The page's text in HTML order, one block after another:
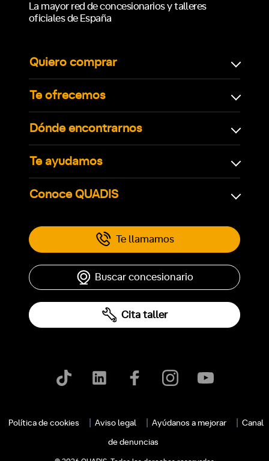
La mayor red de concesionarios y talleres
oficiales de España
Quiero comprar
Te ofrecemos
Dónde encontrarnos
Te ayudamos
Conoce QUADIS
Te llamamos
Buscar concesionario
Cita taller
Política de cookies Aviso legal Ayúdanos a mejorar Canal
de denuncias